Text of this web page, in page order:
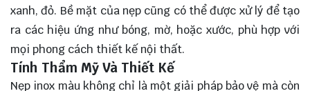
xanh, đỏ. Bề mặt của nẹp cũng có thể được xử lý để tạo
ra các hiệu ứng như bóng, mờ, hoặc xước, phù hợp với
mọi phong cách thiết kế nội thất.
Tính Thẩm Mỹ Và Thiết Kế
Nẹp inox màu không chỉ là một giải pháp bảo vệ mà còn